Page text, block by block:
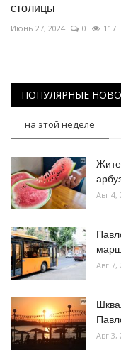
столицы
Июнь 27, 2024 0 117
ПОПУЛЯРНЫЕ
на этой неделе
Авг 4,
Авг 7,
Авг 3,